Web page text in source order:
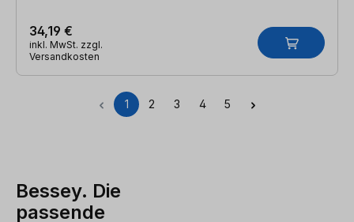
34,19 €
inkl. MwSt. zzgl.
Versandkosten
Seite
1 Seite
2 Seite
3 Seite
4 Seite
5
Bessey. Die
passende